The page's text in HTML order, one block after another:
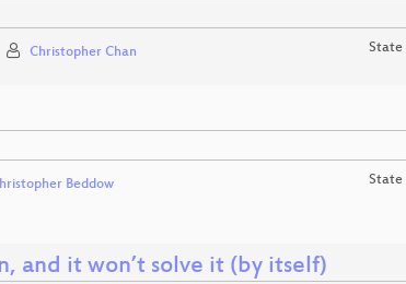
Christopher Chan State
Beddow State
and it won’t solve it (by itself)